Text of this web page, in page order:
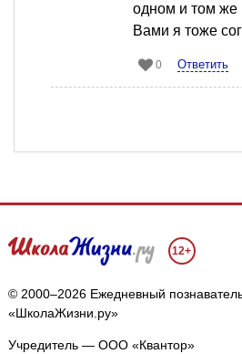
одном и том же
Вами я тоже
0 Ответить
12+
© 2000–2026 Ежедневный
«ШколаЖизни.ру»
Учредитель — ООО «Квантор»